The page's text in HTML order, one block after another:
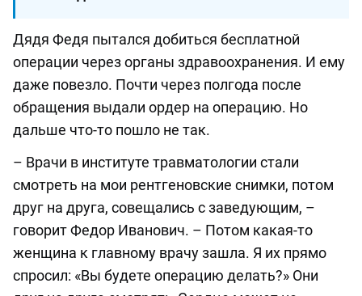
Дядя Федя пытался добиться бесплатной
операции через органы здравоохранения. И ему
даже повезло. Почти через полгода после
обращения выдали ордер на операцию. Но
дальше что-то пошло не так.
– Врачи в институте травматологии стали
смотреть на мои рентгеновские снимки, потом
друг на друга, совещались с заведующим, –
говорит Федор Иванович. – Потом какая-то
женщина к главному врачу зашла. Я их прямо
спросил: «Вы будете операцию делать?» Они